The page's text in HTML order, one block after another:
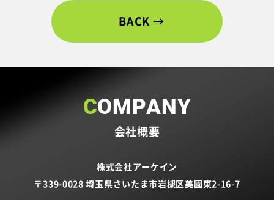
BACK
COMPANY
会社概要
株式会社アーケイン
〒339-0028 埼玉県さいたま市岩槻区美園東2-16-7